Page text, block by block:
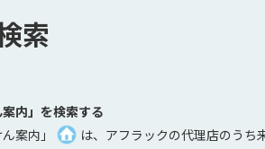
索
内」を検索する
案内」
は、アフラックの代理店のうち